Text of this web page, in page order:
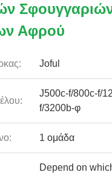
Αφρού
Joful
J500c-f/800c-f/
f/3200b-φ
1 ομάδα
Depend on